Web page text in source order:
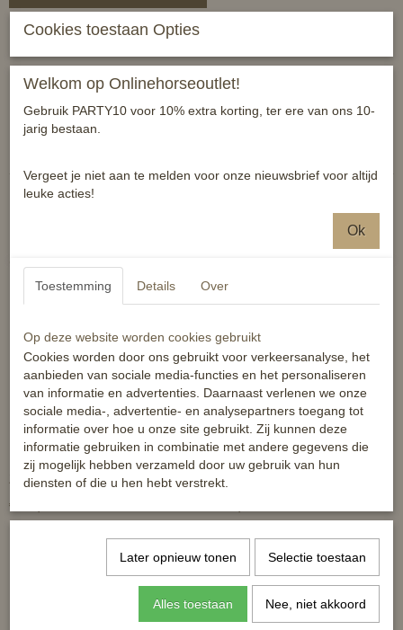
Uniek zadeldekje met fleurige print
Reacties
Ook interessant
Zadeldek Champ
€ 26,95
Shetland zadeldek Pink Flower
Cookies toestaan Opties
Welkom op Onlinehorseoutlet!
Gebruik PARTY10 voor 10% extra korting, ter ere van ons 10-
jarig bestaan.
Vergeet je niet aan te melden voor onze nieuwsbrief voor altijd
leuke acties!
Ok
Toestemming Details Over
Op deze website worden cookies gebruikt
Cookies worden door ons gebruikt voor verkeersanalyse, het
aanbieden van sociale media-functies en het personaliseren
van informatie en advertenties. Daarnaast verlenen we onze
sociale media-, advertentie- en analysepartners toegang tot
informatie over hoe u onze site gebruikt. Zij kunnen deze
informatie gebruiken in combinatie met andere gegevens die
zij mogelijk hebben verzameld door uw gebruik van hun
diensten of die u hen hebt verstrekt.
Later opnieuw tonen Selectie toestaan
Alles toestaan Nee, niet akkoord